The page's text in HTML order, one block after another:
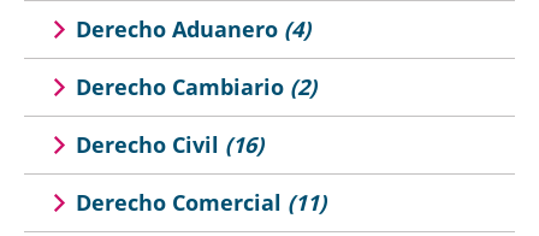
Derecho Aduanero (4)
Derecho Cambiario (2)
Derecho Civil (16)
Derecho Comercial (11)